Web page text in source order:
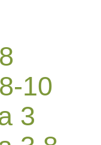
10
3